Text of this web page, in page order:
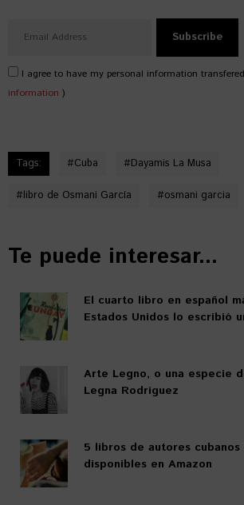
I agree to have my personal information
information )
Tags: #Cuba #Dayamis La Musa
#libro de Osmani García #osmani garcia
Te puede interesar...
El cuarto libro en español
Estados Unidos lo escribió
Arte Legno, o una especie
Legna Rodríguez
5 libros de autores
disponibles en Amazon